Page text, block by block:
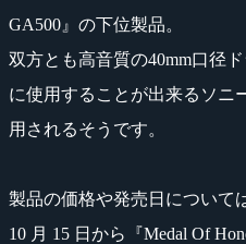
GA500』の下位製品。
双方とも高音質の40mm口径
に使用することが出来るソニ
用されるそうです。
製品の価格や発売日について
10 月 15 日から『Medal Of